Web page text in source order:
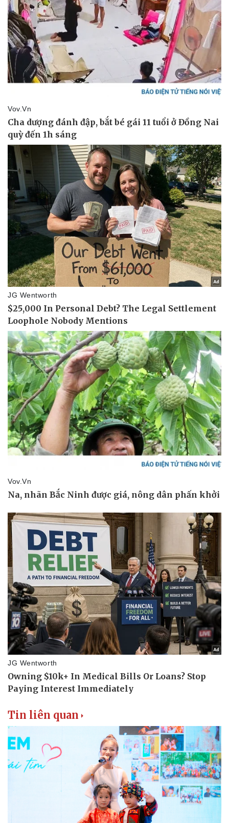
Nam khoa
Làm đẹp - giảm cân
Phòng mạch online
Ăn sạch sống khỏe
Văn hóa
Sân khấu - Điện ảnh
Văn học
Âm nhạc
Giải trí
Nghệ sĩ
Thời trang
Sao Việt
Tin liên quan